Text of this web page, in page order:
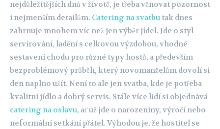
nejdůležitějších dnů v životě, je třeba věnovat pozornost
i nejmenším detailům. Catering na svatbu tak dnes
zahrnuje mnohem víc než jen výběr jídel. Jde o styl
servírování, ladění s celkovou výzdobou, vhodné
sestavení chodu pro různé typy hostů, a především
bezproblémový průběh, který novomanželům dovolí si
den naplno užít. Není to ale jen svatba, kde je potřeba
kvalitní jídlo a dobrý servis. Stále více lidí si objednává
catering na oslavu, ať už jde o narozeniny, výročí nebo
neformální setkání přátel. Výhodou je, že hostitel se